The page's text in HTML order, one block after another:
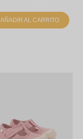
AÑADIR AL CARRITO